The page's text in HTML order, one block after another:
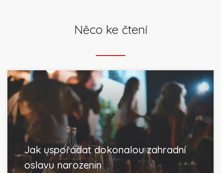
Něco ke čtení
Jak uspořádat dokonalou zahradní
oslavu narozenin